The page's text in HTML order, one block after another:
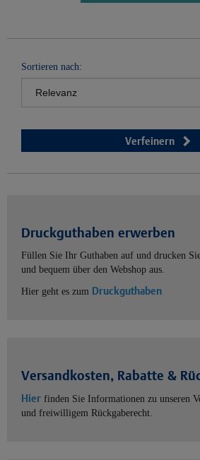
Sortieren nach:
Verfeinern
Druckguthaben erwerben
Füllen Sie Ihr Guthaben auf und drucken
und bequem über den Webshop aus.
Hier geht es zum Druckguthaben
Versandkosten, Rabatte &
Hier finden Sie Informationen zu unseren
und freiwilligem Rückgaberecht.